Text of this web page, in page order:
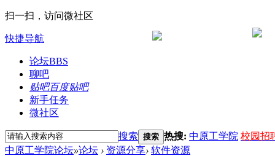
扫一扫，访问微社区
快捷导航
论坛BBS
聊吧
贴吧百度贴吧
新手任务
微社区
搜索 搜索 热搜: 中原工学院 校园招
中原工学院论坛»论坛 › 资源分享› 软件资源